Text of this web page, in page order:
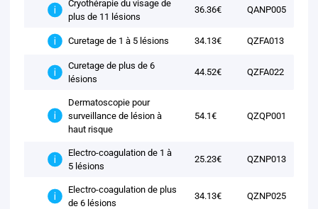
Cryothérapie du visage de
plus de 11 lésions
36.36€ QANP005
Curetage de 1 à 5 lésions 34.13€ QZFA013
Curetage de plus de 6
lésions
44.52€ QZFA022
Dermatoscopie pour
surveillance de lésion à
haut risque
54.1€ QZQP001
Electro-coagulation de 1 à
5 lésions
25.23€ QZNP013
Electro-coagulation de plus
de 6 lésions
34.13€ QZNP025